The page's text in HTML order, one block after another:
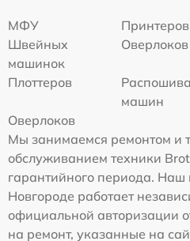
МФУ
Принтеров
Швейных
машинок
Оверлоков
Плоттеров
машин
Оверлоков
Мы занимаемся ремонтом и
обслуживанием техники
гарантийного периода.
Новгороде работает
официальной авторизации
на ремонт, указанные на